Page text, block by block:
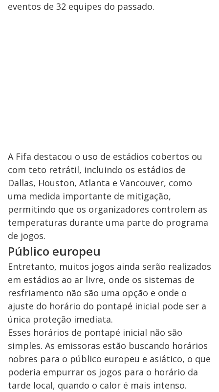
eventos de 32 equipes do passado.
A Fifa destacou o uso de estádios cobertos ou
com teto retrátil, incluindo os estádios de
Dallas, Houston, Atlanta e Vancouver, como
uma medida importante de mitigação,
permitindo que os organizadores controlem as
temperaturas durante uma parte do programa
de jogos.
Público europeu
Entretanto, muitos jogos ainda serão realizados
em estádios ao ar livre, onde os sistemas de
resfriamento não são uma opção e onde o
ajuste do horário do pontapé inicial pode ser a
única proteção imediata.
Esses horários de pontapé inicial não são
simples. As emissoras estão buscando horários
nobres para o público europeu e asiático, o que
poderia empurrar os jogos para o horário da
tarde local, quando o calor é mais intenso.